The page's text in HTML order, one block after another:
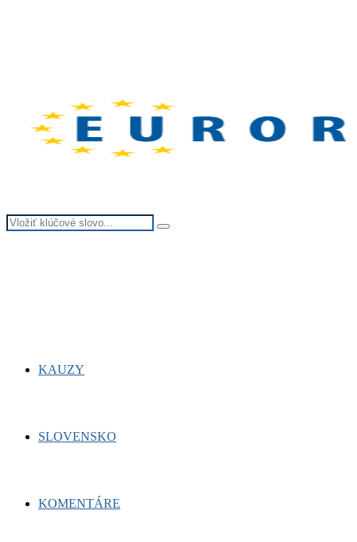
Search
Search
KAUZY
SLOVENSKO
KOMENTÁRE